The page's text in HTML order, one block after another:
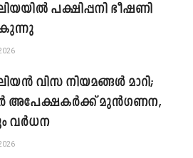
പക്ഷിപ്പനി ഭീഷണി
വിസ നിയമങ്ങൾ മാറി;
അപേക്ഷകർക്ക് മുൻഗണന,
വർധന